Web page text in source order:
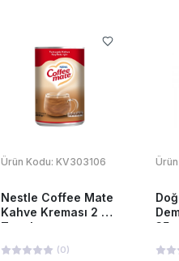
Ürün Kodu: KV303106
Nestle Coffee Mate
Kahve Kreması 2 Kg
Teneke
(0)